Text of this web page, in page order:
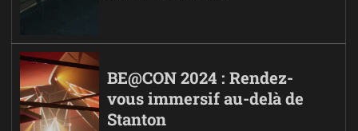
BE@CON 2024 : Rendez-
vous immersif au-delà de
Stanton